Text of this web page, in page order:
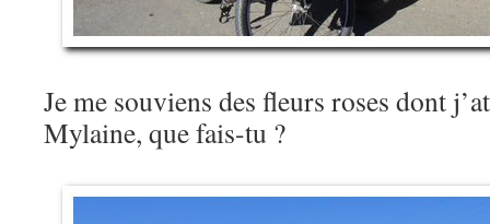
Je me souviens des fleurs roses dont
Mylaine, que fais-tu ?